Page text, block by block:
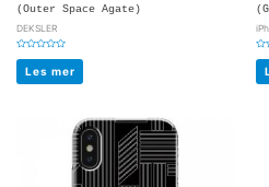
(Outer Space Agate)
DEKSLER
av
5
Les mer
av
5